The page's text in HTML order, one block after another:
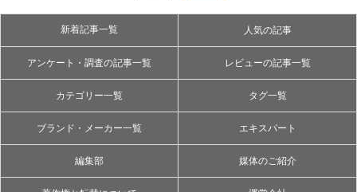
新着記事一覧 人気の記事
アンケート・調査の記事一覧 レビューの記事一覧
カテゴリー一覧 タグ一覧
ブランド・メーカー一覧 エキスパート
編集部 媒体のご紹介